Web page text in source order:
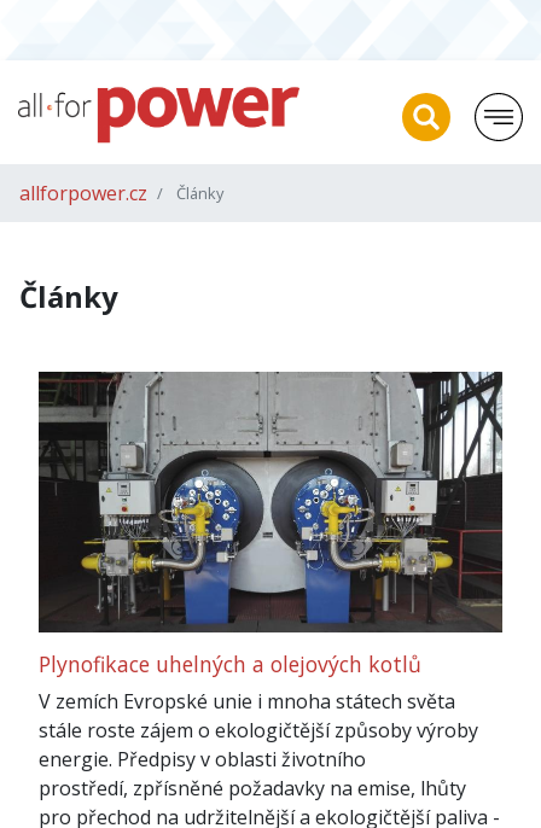
allforpower.cz Články
Články
Plynofikace uhelných a olejových kotlů
V zemích Evropské unie i mnoha státech světa
stále roste zájem o ekologičtější způsoby výroby
energie. Předpisy v oblasti životního
prostředí, zpřísněné požadavky na emise, lhůty
pro přechod na udržitelnější a ekologičtější paliva -